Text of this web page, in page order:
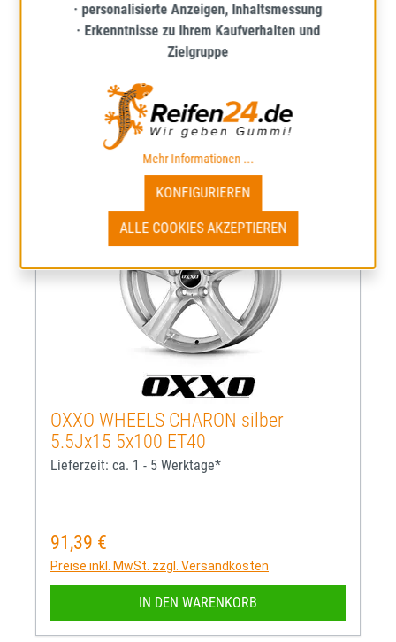
Preise inkl. MwSt. zzgl. Versandkosten
IN DEN WARENKORB
OXXO WHEELS CHARON silber
5.5Jx15 5x100 ET40
Lieferzeit: ca. 1 - 5 Werktage*
Regulärer Preis:
91,39 €
Preise inkl. MwSt. zzgl. Versandkosten
IN DEN WARENKORB
· personalisierte Anzeigen, Inhaltsmessung
· Erkenntnisse zu Ihrem Kaufverhalten und
Zielgruppe
Mehr Informationen ...
KONFIGURIEREN
ALLE COOKIES AKZEPTIEREN